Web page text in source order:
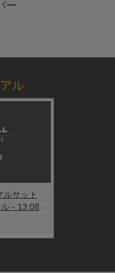
ー
ル
ルサット
- 13:08